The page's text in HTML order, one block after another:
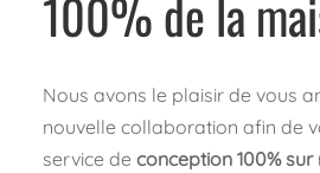
100% de la
Nous avons le plaisir de vous
nouvelle collaboration afin de
service de conception 100%